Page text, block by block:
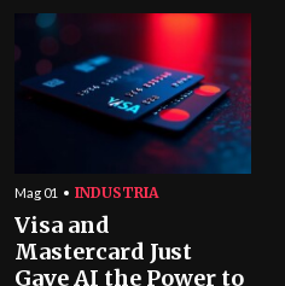
Mag 01 INDUSTRIA
Visa and
Mastercard Just
Gave AI the Power to